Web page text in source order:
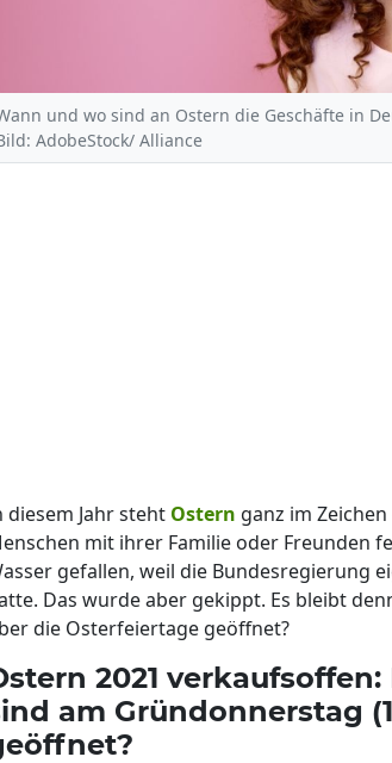
und wo sind an Ostern die Geschäfte in
AdobeStock/ Alliance
diesem Jahr steht Ostern ganz im
mit ihrer Familie oder Freunden
gefallen, weil die Bundesregierung
Das wurde aber gekippt. Es bleibt
die Osterfeiertage geöffnet?
2021
am Gründonnerstag